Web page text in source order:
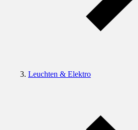
Leuchten & Elektro